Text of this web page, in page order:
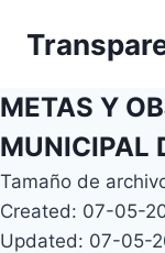
METAS Y
MUNICIPAL
Tamaño de
Created: 07-05-
Updated: 07-05-